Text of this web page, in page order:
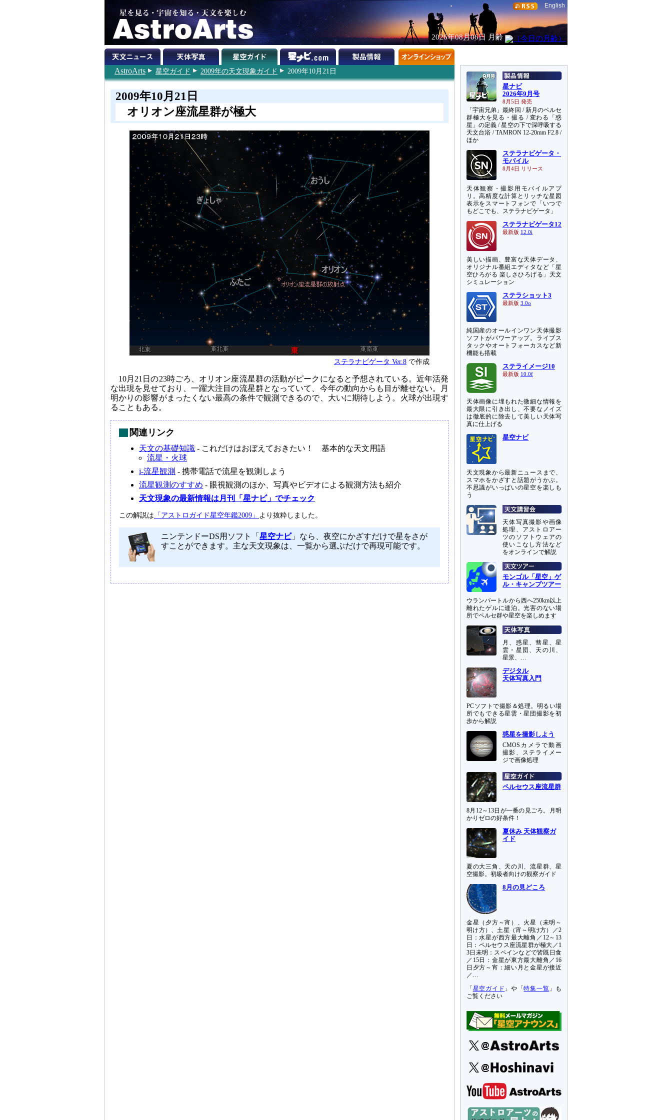
English
2026年08月06日 月齢
AstroArts 星空ガイド 2009年の天文現象ガイド 2009年10月21日
2009年10月21日
オリオン座流星群が極大
ステラナビゲータ Ver.8 で作成
10月21日の23時ごろ、オリオン座流星群の活動がピークになると予想されている。近年活発
な出現を見せており、一躍大注目の流星群となっていて、今年の動向からも目が離せない。月
明かりの影響がまったくない最高の条件で観測できるので、大いに期待しよう。火球が出現す
ることもある。
関連リンク
天文の基礎知識 - これだけはおぼえておきたい！ 基本的な天文用語
流星・火球
i-流星観測 - 携帯電話で流星を観測しよう
流星観測のすすめ - 眼視観測のほか、写真やビデオによる観測方法も紹介
天文現象の最新情報は月刊「星ナビ」でチェック
この解説は 「アストロガイド星空年鑑2009」 より抜粋しました。
ニンテンドーDS用ソフト「 星空ナビ」なら、夜空にかざすだけで星をさが
すことができます。主な天文現象は、一覧から選ぶだけで再現可能です。
星ナビ
2026年9月号
8月5日 発売
「宇宙兄弟」最終回 / 新月のペルセ
群極大を見る・撮る / 変わる「惑
星」の定義 / 星空の下で深呼吸する
天文台浴 / TAMRON 12-20mm F2.8 /
ほか
ステラナビゲータ・
モバイル
8月4日 リリース
天体観察・撮影用モバイルアプ
リ。高精度な計算とリッチな星図
表示をスマートフォンで「いつで
もどこでも、ステラナビゲータ」
ステラナビゲータ12
最新版 12.0i
美しい描画、豊富な天体データ、
オリジナル番組エディタなど「星
空ひろがる 楽しさひろげる」天文
シミュレーション
ステラショット3
最新版 3.0o
純国産のオールインワン天体撮影
ソフトがパワーアップ。ライブス
タックやオートフォーカスなど新
機能も搭載
ステライメージ10
最新版 10.0f
天体画像に埋もれた微細な情報を
最大限に引き出し、不要なノイズ
は徹底的に除去して美しい天体写
真に仕上げる
星空ナビ
天文現象から最新ニュースまで、
スマホをかざすと話題がうかぶ。
不思議がいっぱいの星空を楽しも
う
天体写真撮影や画像
処理、アストロアー
ツのソフトウェアの
使いこなし方法など
をオンラインで解説
モンゴル「星空」ゲ
ル・キャンプツアー
ウランバートルから西へ250km以上
離れたゲルに連泊。光害のない場
所でペルセ群や星空を楽しめます
月、惑星、彗星、星
雲・星団、天の川、
星景、…
デジタル
天体写真入門
PCソフトで撮影＆処理。明るい場
所でもできる星雲・星団撮影を初
歩から解説
惑星を撮影しよう
CMOSカメラで動画
撮影、ステライメー
ジで画像処理
ペルセウス座流星群
8月12～13日が一番の見ごろ。月明
かりゼロの好条件！
夏休み 天体観察ガ
イド
夏の大三角、天の川、流星群、星
空撮影。初級者向けの観察ガイド
8月の見どころ
金星（夕方～宵）、火星（未明～
明け方）、土星（宵～明け方）／2
日：水星が西方最大離角／12～13
日：ペルセウス座流星群が極大／1
3日未明：スペインなどで皆既日食
／15日：金星が東方最大離角／16
日夕方～宵：細い月と金星が接近
／…
「 星空ガイド 」や「特集一覧 」も
ご覧ください